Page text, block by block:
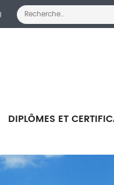
DIPLÔMES ET